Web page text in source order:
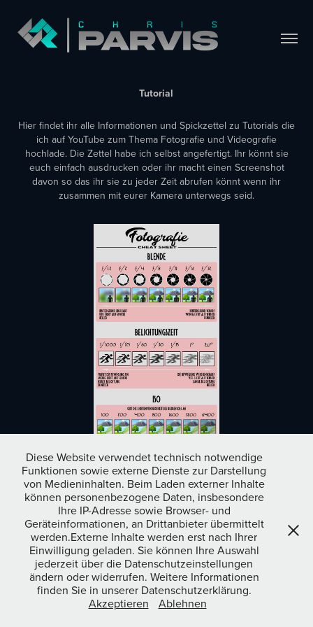
Tutorial
Hier findet ihr alle Informationen und Spickzettel zu Tutorials die
ich auf YouTube zum Thema Fotografie und Videografie
hochlade. Die Zettel habe ich selbst angefertigt. Ihr könnt sie
euch einfach ausdrucken oder ihr macht einen Screenshot
davon so das ihr sie zu jeder Zeit abrufen könnt wenn ihr
zusammen mit eurer Kamera unterwegs seid.
↑ Back to Top
Diese Website verwendet technisch notwendige
Funktionen sowie externe Dienste zur Darstellung
von Medieninhalten. Beim Laden externer Inhalte
können personenbezogene Daten, insbesondere
Ihre IP-Adresse sowie Browser- und
Geräteinformationen, an Drittanbieter übermittelt
werden.Externe Inhalte werden erst nach Ihrer
Einwilligung geladen. Sie können Ihre Auswahl
jederzeit über die Datenschutzeinstellungen
ändern oder widerrufen. Weitere Informationen
finden Sie in unserer Datenschutzerklärung.
Akzeptieren
Ablehnen